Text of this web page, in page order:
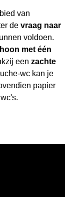
van
de vraag naar
voldoen.
met één
een zachte
wc kan je
papier